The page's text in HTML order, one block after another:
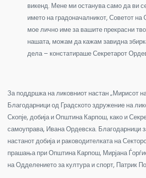
викенд. Мене ми останува само да ви
името на градоначалникот, Советот
мое лично име за вашите прекрасни
нашата, можам да кажам завидна
дела – констатираше Секретарот
За поддршка на ликовниот настан „Мирисот
Благодарници од Градското здружение на
Скопје, добија и Општина Карпош, како и
самоуправа, Ивана Ордевска. Благодарници
настанот добија и раководителката на
прашања при Општина Карпош, Мирјана
на Одделението за култура и спорт, Патрик